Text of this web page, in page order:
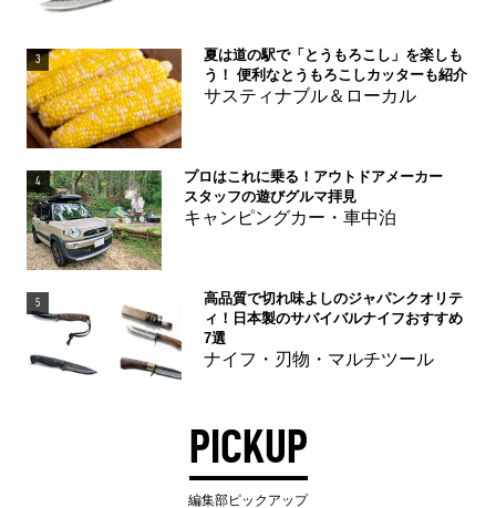
3
夏は道の駅で「とうもろこし」を楽しも
う！ 便利なとうもろこしカッターも紹介
サスティナブル＆ローカル
4
プロはこれに乗る！アウトドアメーカー
スタッフの遊びグルマ拝見
キャンピングカー・車中泊
5
高品質で切れ味よしのジャパンクオリテ
ィ！日本製のサバイバルナイフおすすめ
7選
ナイフ・刃物・マルチツール
PICKUP
編集部ピックアップ